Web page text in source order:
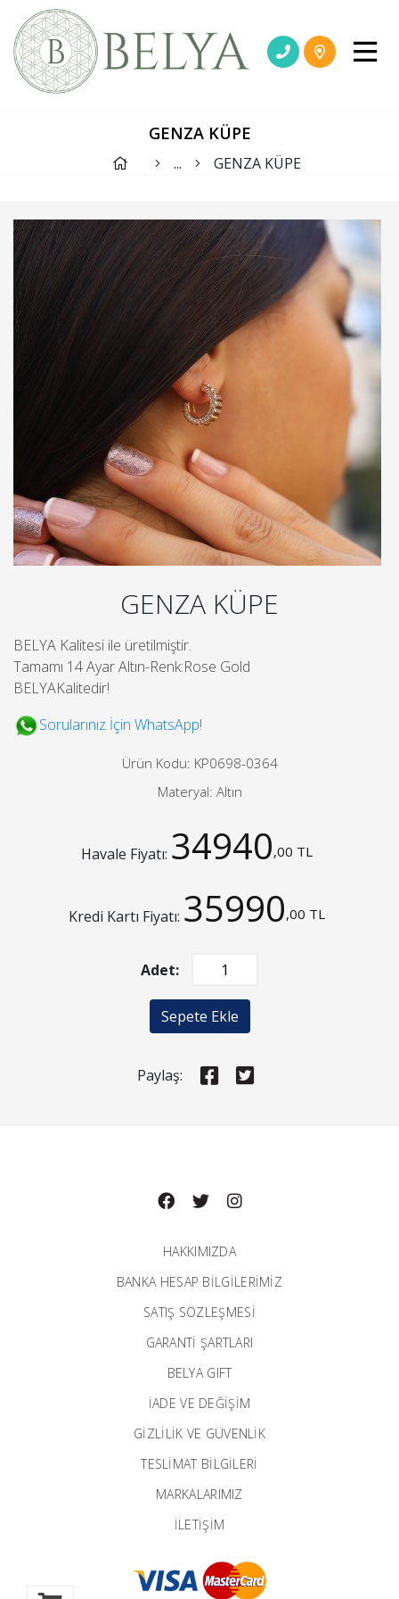
GENZA KÜPE
... GENZA KÜPE
GENZA KÜPE
BELYA Kalitesi ile üretilmiştir.
Tamamı 14 Ayar Altın-Renk:Rose Gold
BELYAKalitedir!
Sorularınız İçin WhatsApp!
Ürün Kodu: KP0698-0364
Materyal: Altın
Havale Fiyatı: 34940,00 TL
Kredi Kartı Fiyatı: 35990,00 TL
Adet:
Sepete Ekle
Paylaş:
HAKKIMIZDA
BANKA HESAP BILGILERIMIZ
SATIŞ SÖZLEŞMESİ
GARANTI ŞARTLARI
BELYA GIFT
İADE VE DEĞİŞİM
GİZLİLİK VE GÜVENLİK
TESLİMAT BİLGİLERİ
MARKALARIMIZ
İLETIŞIM